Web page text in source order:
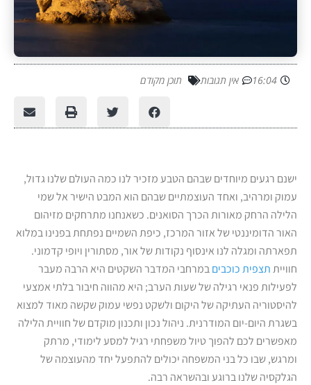
16:04 אין תגובות תוכן מקודם
ישנם רגעים מיוחדים שבהם הטבע מזכיר לנו כמה העולם שלנו גדול,
עמוק ומרהיב, ואחד העוצמתיים שבהם הוא המבט הישיר אל שמי
הלילה הרחק מאורות הכרך הסואנים. כשאנחנו מתרחקים מזיהום
האור הדומיננטי של אזור המרכז, כיפת השמיים נפתחת בפנינו במלוא
תפארתה ומגלה לנו אינסוף נקודות של אור, מסתורין ויופי קדמוני.
חווייתתצפית כוכביםבמרחבי המדבר השקטים היא הרבה מעבר
לפעילות פנאי רגילה של שעות הערב; היא מהווה חיבור בלתי אמצעי
להיסטוריה העתיקה של היקום ולשקט נפשי עמוק שקשה מאוד למצוא
בשגרת היום-יום המודרנית. ניהול נכון ותכנון מוקדם של חוויית הלילה
מאפשרים לכם להפוך טיול משפחתי רגיל למסע לימודי, מרתק
ומרגש, שבו כל בני המשפחה יכולים להתפעל יחד מהעוצמה של
הגלקסיה שלנו ברוגע ובהשראה רבה.